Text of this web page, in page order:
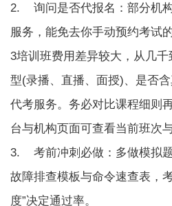
2. 询问是否代报名：部分机
服务，能免去你手动预约考试
3培训班费用差异较大，从几
型(录播、直播、面授)、是否
代考服务。务必对比课程细则
台与机构页面可查看当前班次
3. 考前冲刺必做：多做模拟
故障排查模板与命令速查表，
度”决定通过率。